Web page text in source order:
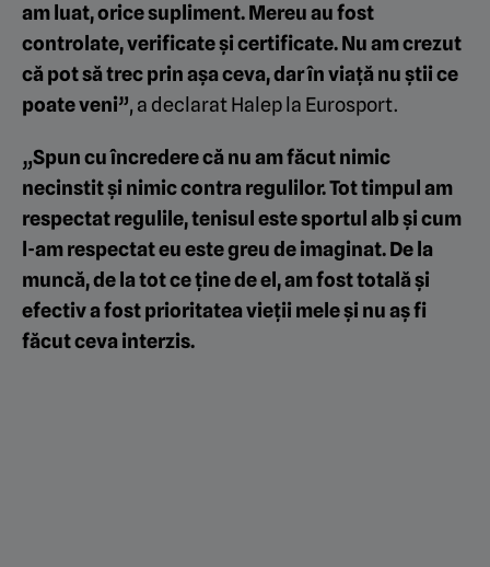
am luat, orice supliment. Mereu au fost
controlate, verificate și certificate. Nu am crezut
că pot să trec prin așa ceva, dar în viață nu știi ce
poate veni”, a declarat Halep la Eurosport.
„Spun cu încredere că nu am făcut nimic
necinstit și nimic contra regulilor. Tot timpul am
respectat regulile, tenisul este sportul alb și cum
l-am respectat eu este greu de imaginat. De la
muncă, de la tot ce ține de el, am fost totală și
efectiv a fost prioritatea vieții mele și nu aș fi
făcut ceva interzis.